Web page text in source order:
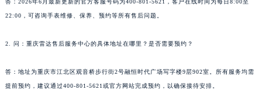
答：2026年6月最新更新的官方客服号码为400-801-5621，客户在线时间为每日8:00至
22:00，可咨询手表维修、保养、预约等所有售后问题。
2. 问：重庆雷达售后服务中心的具体地址在哪里？是否需要预约？
答：地址为重庆市江北区观音桥步行街2号融恒时代广场写字楼9层902室。所有服务均需
提前预约，建议通过400-801-5621或官方网站完成预约，以确保接待安排。